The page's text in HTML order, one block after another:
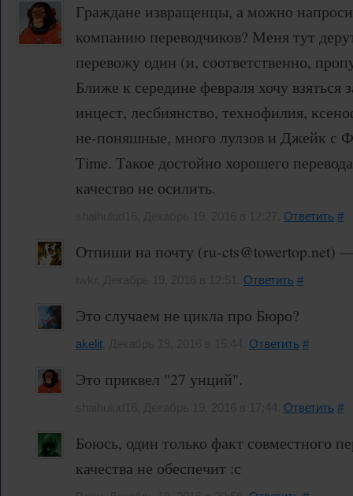
Граждане извращенцы, а можно
компанию переводчиков? Меня тут
перевожу один (и, соответственно,
Ближе к середине февраля хочу взяться
инцест, лесбиянство, технофилия,
не-поняшные, много лулзов и Джейк с
Time. Такое достойно хорошего
качество не осилить.
Ответить #
Отпиши на почту (ru-cts@towertop.net)
Ответить #
Это случаем не цикла про Бюро?
akelit Ответить #
Это приквел "27 унций".
Ответить #
Боюсь, один только факт совместного
качества не обеспечит :с